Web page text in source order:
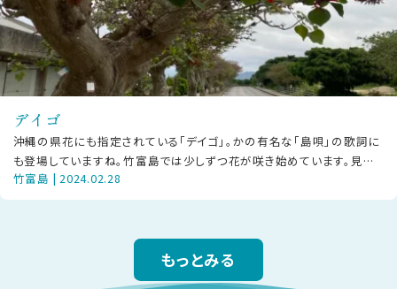
デイゴ
沖縄の県花にも指定されている「デイゴ」。かの有名な「島唄」の歌詞に
も登場していますね。竹富島では少しずつ花が咲き始めています。見頃
は3～5月頃で、初夏に真っ赤で
竹富島 | 2024.02.28
もっとみる